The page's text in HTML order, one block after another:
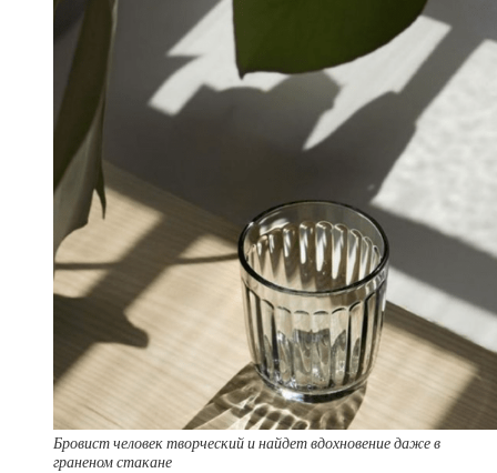
Бровист человек творческий и найдет вдохновение даже в
граненом стакане